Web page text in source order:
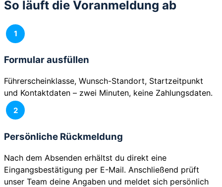
So läuft die Voranmeldung ab
1
Formular ausfüllen
Führerscheinklasse, Wunsch-Standort, Startzeitpunkt
und Kontaktdaten – zwei Minuten, keine Zahlungsdaten.
2
Persönliche Rückmeldung
Nach dem Absenden erhältst du direkt eine
Eingangsbestätigung per E-Mail. Anschließend prüft
unser Team deine Angaben und meldet sich persönlich